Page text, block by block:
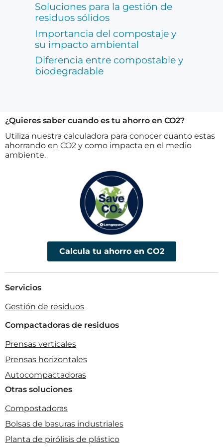
Soluciones para la gestión de
residuos sólidos
Importancia del compostaje y
su impacto ambiental
Diferencia entre compostable y
biodegradable
¿Quieres saber cuando es tu ahorro en CO2?
Utiliza nuestra calculadora para conocer cuanto estas
ahorrando en CO2 y como impacta en el medio
ambiente.
Calcula tu ahorro en CO2
Servicios
Gestión de residuos
Compactadoras de residuos
Prensas verticales
Prensas horizontales
Autocompactadoras
Otras soluciones
Compostadoras
Bolsas de basuras industriales
Planta de pirólisis de plástico